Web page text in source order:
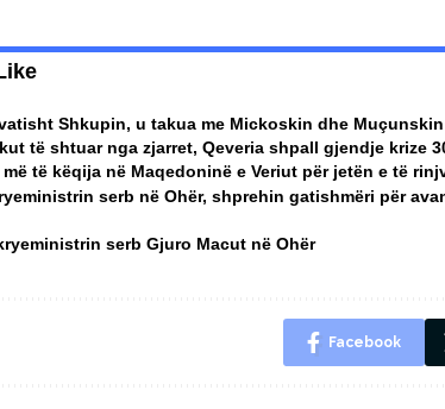
Shkupin, u takua me Mickoskin dhe Muçunskin
të shtuar nga zjarret, Qeveria shpall gjendje krize
të këqija në Maqedoninë e Veriut për jetën e të
serb në Ohër, shprehin gatishmëri për
serb Gjuro Macut në Ohër
Facebook